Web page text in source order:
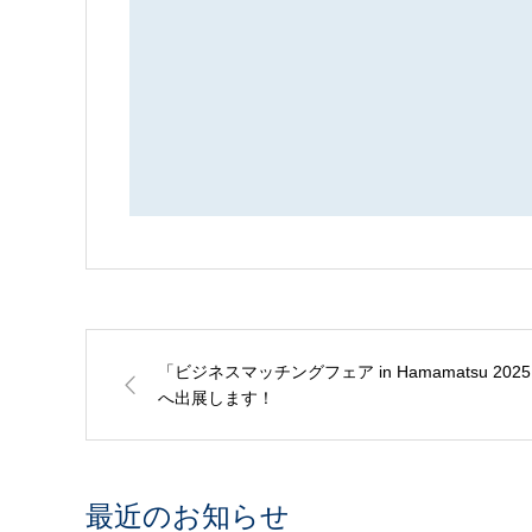
「ビジネスマッチングフェア in Hamamatsu
へ出展します！
最近のお知らせ